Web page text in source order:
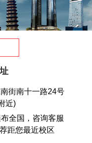
街南十一路24号
近)
全国，咨询客服
您最近校区